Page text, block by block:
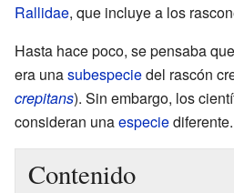
Rallidae, que incluye a los
Hasta hace poco, se pensaba
era unasubespeciedel rascón
crepitans). Sin embargo, los
consideran unaespeciediferente.
Contenido